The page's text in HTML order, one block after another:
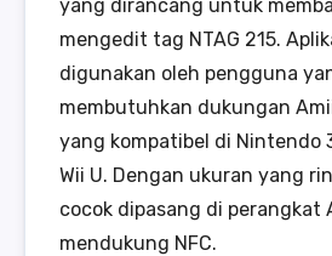
yang dirancang untuk
mengedit tag NTAG 215.
digunakan oleh pengguna
membutuhkan dukungan
yang kompatibel di Nintendo
Wii U. Dengan ukuran yang
cocok dipasang di perangkat
mendukung NFC.